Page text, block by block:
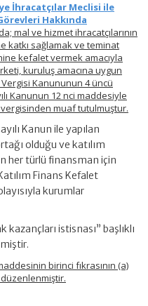
İhracatçılar Meclisi ile
Hakkında
mal ve hizmet ihracatçılarının
katkı sağlamak ve teminat
kefalet vermek amacıyla
kuruluş amacına uygun
Vergisi Kanununun 4 üncü
Kanunun 12 nci maddesiyle
muaf tutulmuştur.
Kanun ile yapılan
olduğu ve katılım
her türlü finansman için
Finans Kefalet
kurumlar
kazançları istisnası” başlıklı
birinci fıkrasının (a)